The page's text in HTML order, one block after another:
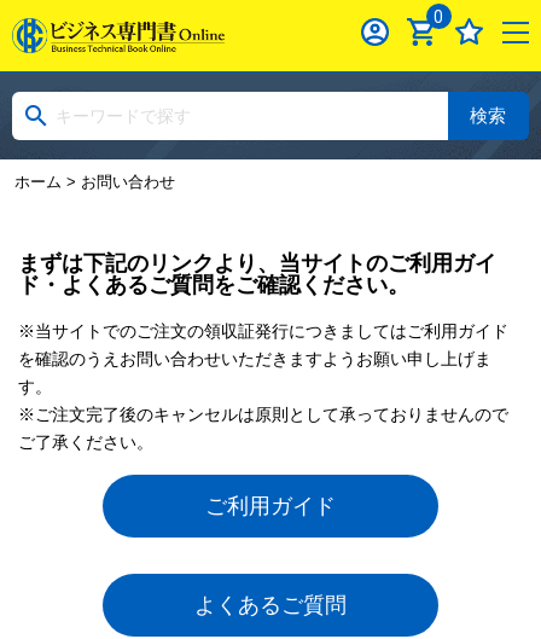
0
検索
ホーム > お問い合わせ
まずは下記のリンクより、当サイトのご利用ガイ
ド・よくあるご質問をご確認ください。
※当サイトでのご注文の領収証発行につきましてはご利用ガイド
を確認のうえお問い合わせいただきますようお願い申し上げま
す。
※ご注文完了後のキャンセルは原則として承っておりませんので
ご了承ください。
ご利用ガイド
よくあるご質問